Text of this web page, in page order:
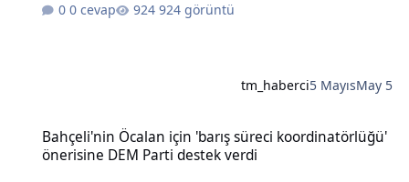
0 cevap 924 görüntü
tm_haberci5 MayısMay 5
Bahçeli'nin Öcalan için 'barış süreci koordinatörlüğü'
önerisine DEM Parti destek verdi